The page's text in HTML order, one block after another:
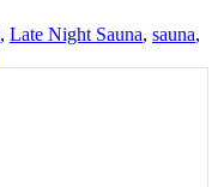
, Late Night Sauna, sauna,